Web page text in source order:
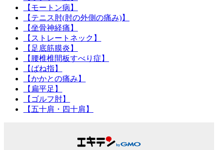
【モートン病】
【テニス肘(肘の外側の痛み)】
【坐骨神経痛】
【ストレートネック】
【足底筋膜炎】
【腰椎椎間板すべり症】
【ばね指】
【かかとの痛み】
【扁平足】
【ゴルフ肘】
【五十肩・四十肩】